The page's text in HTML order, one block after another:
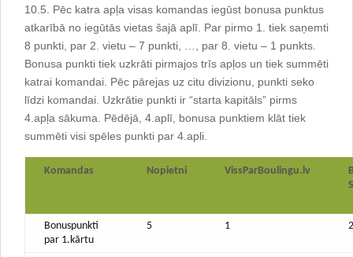
10.5. Pēc katra apļa visas komandas iegūst bonusa punktus
atkarībā no iegūtās vietas šajā aplī. Par pirmo 1. tiek saņemti
8 punkti, par 2. vietu – 7 punkti, …, par 8. vietu – 1 punkts.
Bonusa punkti tiek uzkrāti pirmajos trīs apļos un tiek summēti
katrai komandai. Pēc pārejas uz citu divizionu, punkti seko
līdzi komandai. Uzkrātie punkti ir “starta kapitāls” pirms
4.apļa sākuma. Pēdējā, 4.aplī, bonusa punktiem klāt tiek
summēti visi spēles punkti par 4.apli.
Komandas Nopietni VissParBoulingu.lv
Bonuspunkti
par 1.kārtu
5 1 2